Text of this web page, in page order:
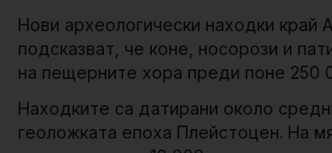
Нови археологически находки край
подсказват, че коне, носорози и
на пещерните хора преди поне 250
Находките са датирани около
геоложката епоха Плейстоцен. На